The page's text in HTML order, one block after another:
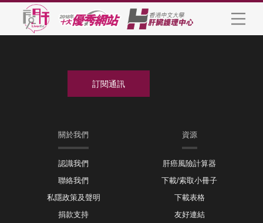
關於我們
認識我們
聯絡我們
私隱政策及聲明
捐款支持
資源
肝癌風險計算器
下載/索取小冊子
下載表格
友好連結